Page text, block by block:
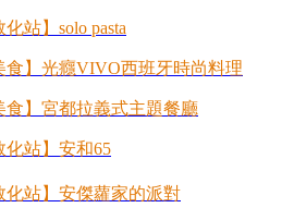
站】 solo pasta
食】光癮VIVO西班牙時尚料理
食】宮都拉義式主題餐廳
化站】安和65
化站】安傑蘿家的派對